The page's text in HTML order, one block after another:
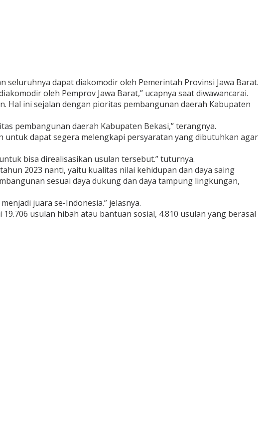
seluruhnya dapat diakomodir oleh Pemerintah Provinsi Jawa Barat.
oleh Pemprov Jawa Barat,” ucapnya saat diwawancarai.
Hal ini sejalan dengan pioritas pembangunan daerah Kabupaten
pembangunan daerah Kabupaten Bekasi,” terangnya.
untuk dapat segera melengkapi persyaratan yang dibutuhkan agar
bisa direalisasikan usulan tersebut.” tuturnya.
2023 nanti, yaitu kualitas nilai kehidupan dan daya saing
sesuai daya dukung dan daya tampung lingkungan,
juara se-Indonesia.” jelasnya.
usulan hibah atau bantuan sosial, 4.810 usulan yang berasal